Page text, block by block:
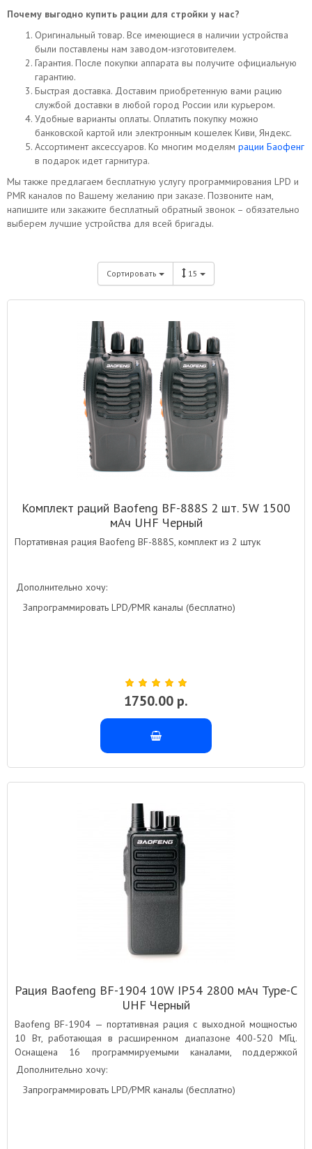
Почему выгодно купить рации для стройки у нас?
Оригинальный товар. Все имеющиеся в наличии устройства
были поставлены нам заводом-изготовителем.
Гарантия. После покупки аппарата вы получите официальную
гарантию.
Быстрая доставка. Доставим приобретенную вами рацию
службой доставки в любой город России или курьером.
Удобные варианты оплаты. Оплатить покупку можно
банковской картой или электронным кошелек Киви, Яндекс.
Ассортимент аксессуаров. Ко многим моделям рации Баофенг
в подарок идет гарнитура.
Мы также предлагаем бесплатную услугу программирования LPD и
PMR каналов по Вашему желанию при заказе. Позвоните нам,
напишите или закажите бесплатный обратный звонок – обязательно
выберем лучшие устройства для всей бригады.
Сортировать 15
Комплект раций Baofeng BF-888S 2 шт. 5W 1500
мАч UHF Черный
Портативная рация Baofeng BF-888S, комплект из 2 штук
Дополнительно хочу:
Запрограммировать LPD/PMR каналы (бесплатно)
1750.00 р.
Рация Baofeng BF-1904 10W IP54 2800 мАч Type-C
UHF Черный
Baofeng BF-1904 — портативная рация с выходной мощностью
10 Вт, работающая в расширенном диапазоне 400-520 МГц.
Оснащена 16 программируемыми каналами, поддержкой
кодирования CTCSS/DCS, разъёмом для гарнитуры
Дополнительно хочу:
Запрограммировать LPD/PMR каналы (бесплатно)